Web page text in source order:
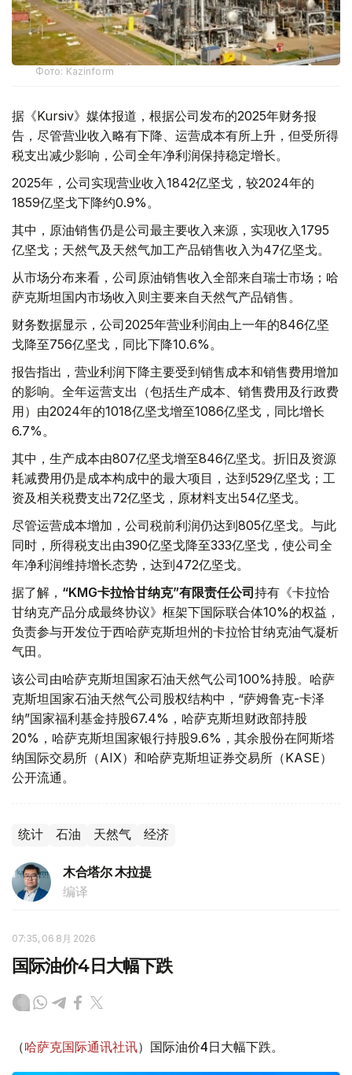
Фото: Kazinform
据《Kursiv》媒体报道，根据公司发布的2025年财务报
告，尽管营业收入略有下降、运营成本有所上升，但受所得
税支出减少影响，公司全年净利润保持稳定增长。
2025年，公司实现营业收入1842亿坚戈，较2024年的
1859亿坚戈下降约0.9%。
其中，原油销售仍是公司最主要收入来源，实现收入1795
亿坚戈；天然气及天然气加工产品销售收入为47亿坚戈。
从市场分布来看，公司原油销售收入全部来自瑞士市场；哈
萨克斯坦国内市场收入则主要来自天然气产品销售。
财务数据显示，公司2025年营业利润由上一年的846亿坚
戈降至756亿坚戈，同比下降10.6%。
报告指出，营业利润下降主要受到销售成本和销售费用增加
的影响。全年运营支出（包括生产成本、销售费用及行政费
用）由2024年的1018亿坚戈增至1086亿坚戈，同比增长
6.7%。
其中，生产成本由807亿坚戈增至846亿坚戈。折旧及资源
耗减费用仍是成本构成中的最大项目，达到529亿坚戈；工
资及相关税费支出72亿坚戈，原材料支出54亿坚戈。
尽管运营成本增加，公司税前利润仍达到805亿坚戈。与此
同时，所得税支出由390亿坚戈降至333亿坚戈，使公司全
年净利润维持增长态势，达到472亿坚戈。
据了解， “KMG卡拉恰甘纳克”有限责任公司持有《卡拉恰
甘纳克产品分成最终协议》框架下国际联合体10%的权益，
负责参与开发位于西哈萨克斯坦州的卡拉恰甘纳克油气凝析
气田。
该公司由哈萨克斯坦国家石油天然气公司100%持股。哈萨
克斯坦国家石油天然气公司股权结构中，“萨姆鲁克-卡泽
纳”国家福利基金持股67.4%，哈萨克斯坦财政部持股
20%，哈萨克斯坦国家银行持股9.6%，其余股份在阿斯塔
纳国际交易所（AIX）和哈萨克斯坦证券交易所（KASE）
公开流通。
统计 石油 天然气 经济
木合塔尔 木拉提
编译
07:35, 06 8月 2026
国际油价4日大幅下跌
（哈萨克国际通讯社讯）国际油价4日大幅下跌。